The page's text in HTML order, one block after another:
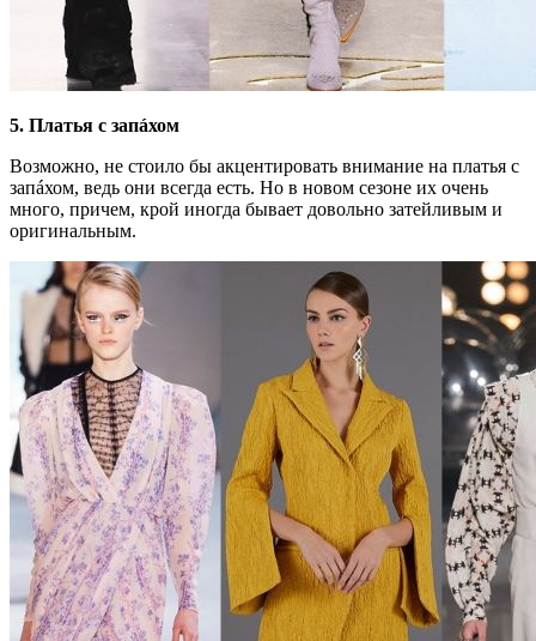
5. Платья с запáхом
Возможно, не стоило бы акцентировать внимание на платья с
запáхом, ведь они всегда есть. Но в новом сезоне их очень
много, причем, крой иногда бывает довольно затейливым и
оригинальным.